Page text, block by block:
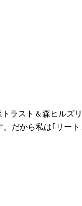
ラスト＆森ヒルズ
だから私は｢リート